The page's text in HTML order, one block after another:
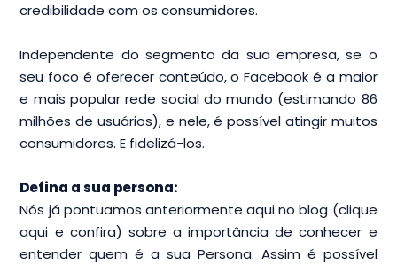
credibilidade com os consumidores.
Independente do segmento da sua empresa, se o
seu foco é oferecer conteúdo, o Facebook é a maior
e mais popular rede social do mundo (estimando 86
milhões de usuários), e nele, é possível atingir muitos
consumidores. E fidelizá-los.
Defina a sua persona:
Nós já pontuamos anteriormente aqui no blog (clique
aqui e confira) sobre a importância de conhecer e
entender quem é a sua Persona. Assim é possível